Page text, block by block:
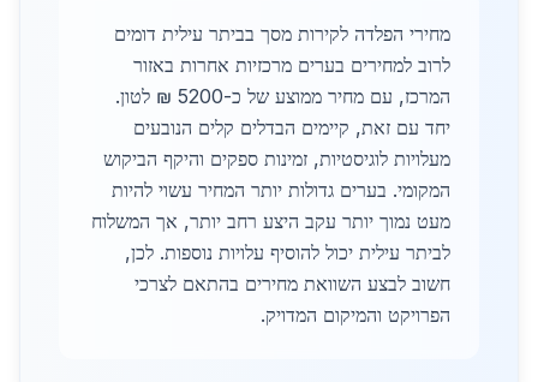
מחירי הפלדה לקירות מסך בביתר עילית דומים
לרוב למחירים בערים מרכזיות אחרות באזור
המרכז, עם מחיר ממוצע של כ-5200 ₪ לטון.
יחד עם זאת, קיימים הבדלים קלים הנובעים
מעלויות לוגיסטיות, זמינות ספקים והיקף הביקוש
המקומי. בערים גדולות יותר המחיר עשוי להיות
מעט נמוך יותר עקב היצע רחב יותר, אך המשלוח
לביתר עילית יכול להוסיף עלויות נוספות. לכן,
חשוב לבצע השוואת מחירים בהתאם לצרכי
הפרויקט והמיקום המדויק.